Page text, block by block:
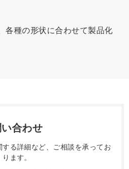
各種の形状に合わせて製品化
い合わせ
る詳細など、ご相談を承ってお
ります。